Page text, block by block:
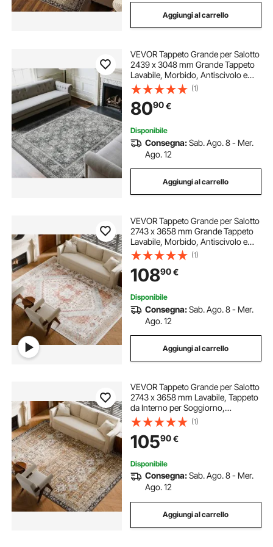
Aggiungi al carrello
VEVOR Tappeto Grande per Salotto
2439 x 3048 mm Grande Tappeto
Lavabile, Morbido, Antiscivolo e
Antistrappo, Adatto ad Animali
Domestici e Bambini, per Camera
da Letto, Soggiorno, Ingresso,
Grigio
(1)
8090€
Disponibile
Consegna:Sab. Ago. 8 - Mer.
Ago. 12
Aggiungi al carrello
VEVOR Tappeto Grande per Salotto
2743 x 3658 mm Grande Tappeto
Lavabile, Morbido, Antiscivolo e
Antistrappo, per Animali Domestici
e Bambini, per Camera da Letto,
Cameretta, Ufficio, Marrone Rosso
(1)
10890€
Disponibile
Consegna:Sab. Ago. 8 - Mer.
Ago. 12
Aggiungi al carrello
VEVOR Tappeto Grande per Salotto
2743 x 3658 mm Lavabile, Tappeto
da Interno per Soggiorno,
Antiscivolo e Antistrappo, per
Animali Domestici e Bambini, per
Camera da Letto, Cameretta,
Marrone Verde
(1)
10590€
Disponibile
Consegna:Sab. Ago. 8 - Mer.
Ago. 12
Aggiungi al carrello